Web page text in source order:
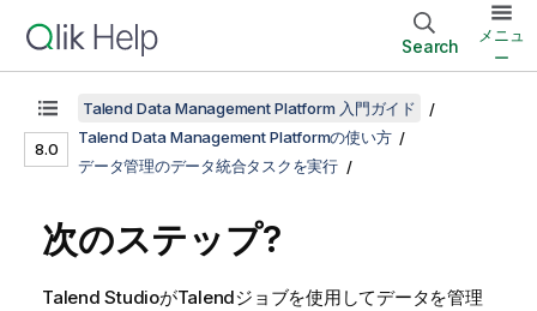
Search
メニュ
ー
8.0
Talend Data Management Platform 入門ガイド
Talend Data Management Platformの使い方
データ管理のデータ統合タスクを実行
次のステップ?
Talend StudioがTalendジョブを使用してデータを管理